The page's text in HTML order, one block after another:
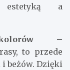
estetyką a
–
to przede
beżów. Dzięki